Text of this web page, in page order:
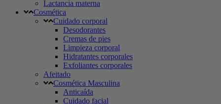
Lactancia materna
Cosmética
Cuidado corporal
Desodorantes
Cremas de pies
Limpieza corporal
Hidratantes corporales
Exfoliantes corporales
Afeitado
Cosmética Masculina
Anticaída
Cuidado facial